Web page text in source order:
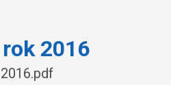
2016